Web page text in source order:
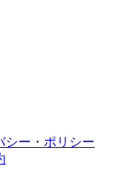
シー・ポリシー